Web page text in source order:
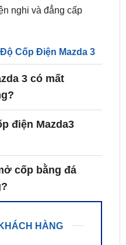
Cốp Điện Mazda 3
3 có mất
điện Mazda3
cốp bằng đá
HÀNG